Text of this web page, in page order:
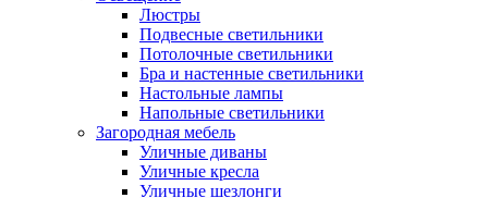
Люстры
Подвесные светильники
Потолочные светильники
Бра и настенные светильники
Настольные лампы
Напольные светильники
Загородная мебель
Уличные диваны
Уличные кресла
Уличные шезлонги